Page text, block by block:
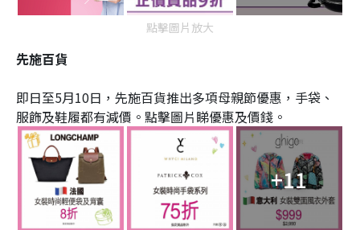
點擊圖片放大
先施百貨
即日至5月10日，先施百貨推出多項母親節優惠，手袋、
服飾及鞋履都有減價。點擊圖片睇優惠及價錢。
+11